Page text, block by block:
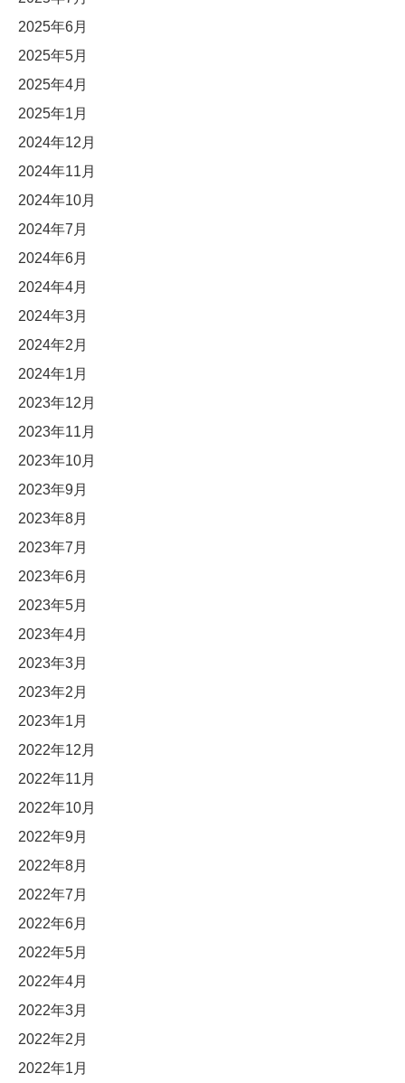
2025年6月
2025年5月
2025年4月
2025年1月
2024年12月
2024年11月
2024年10月
2024年7月
2024年6月
2024年4月
2024年3月
2024年2月
2024年1月
2023年12月
2023年11月
2023年10月
2023年9月
2023年8月
2023年7月
2023年6月
2023年5月
2023年4月
2023年3月
2023年2月
2023年1月
2022年12月
2022年11月
2022年10月
2022年9月
2022年8月
2022年7月
2022年6月
2022年5月
2022年4月
2022年3月
2022年2月
2022年1月